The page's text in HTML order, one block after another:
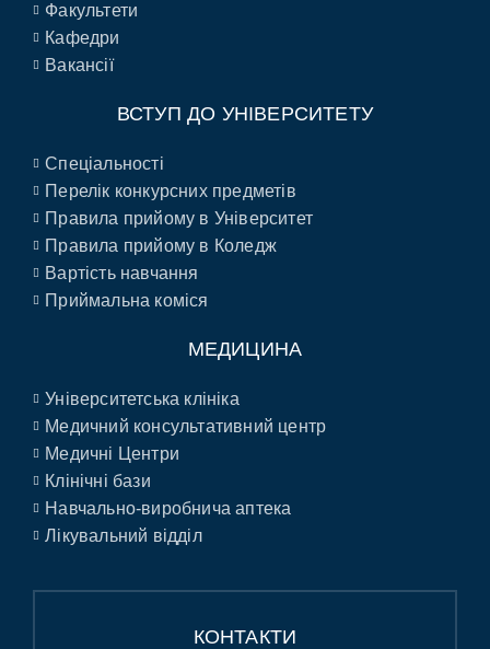
Факультети
Кафедри
Вакансії
ВСТУП ДО УНІВЕРСИТЕТУ
Спеціальності
Перелік конкурсних предметів
Правила прийому в Університет
Правила прийому в Коледж
Вартість навчання
Приймальна коміся
МЕДИЦИНА
Університетська клініка
Медичний консультативний центр
Медичні Центри
Клінічні бази
Навчально-виробнича аптека
Лікувальний відділ
КОНТАКТИ